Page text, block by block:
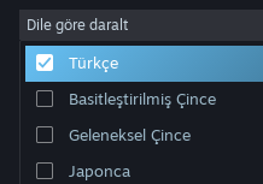
Hakkında
Destek
Dili değiştir
Dile göre daralt
Türkçe
Basitleştirilmiş Çince
Geleneksel Çince
Japonca
Sırala Uygunluk
1 sonuç aramanızla eşleşiyor.
ürün dâhil edilmedi.